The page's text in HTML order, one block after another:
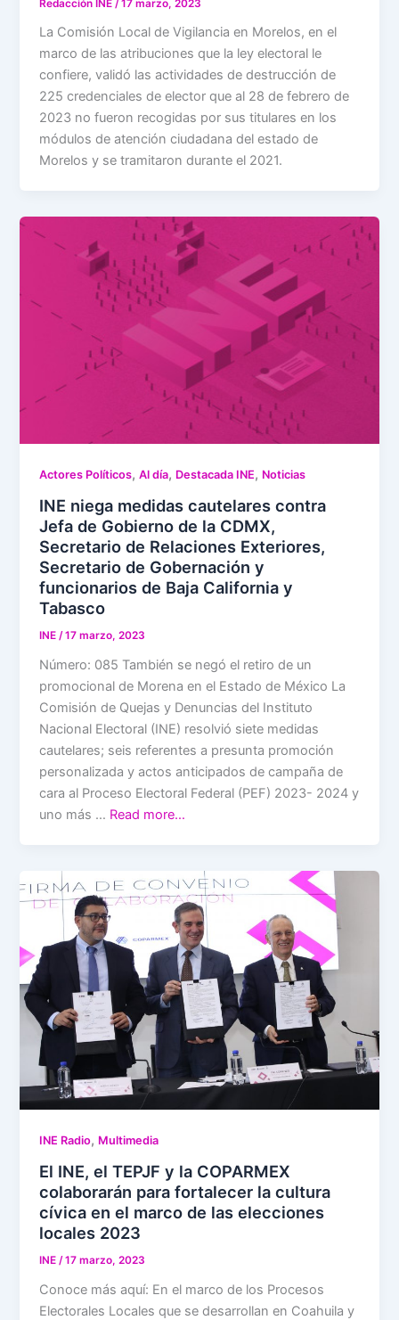
Redacción INE /17 marzo, 2023
La Comisión Local de Vigilancia en Morelos, en el
marco de las atribuciones que la ley electoral le
confiere, validó las actividades de destrucción de
225 credenciales de elector que al 28 de febrero de
2023 no fueron recogidas por sus titulares en los
módulos de atención ciudadana del estado de
Morelos y se tramitaron durante el 2021.
Actores Políticos,Al día, Destacada INE, Noticias
INE niega medidas cautelares contra
Jefa de Gobierno de la CDMX,
Secretario de Relaciones Exteriores,
Secretario de Gobernación y
funcionarios de Baja California y
Tabasco
INE/17 marzo, 2023
Número: 085 También se negó el retiro de un
promocional de Morena en el Estado de México La
Comisión de Quejas y Denuncias del Instituto
Nacional Electoral (INE) resolvió siete medidas
cautelares; seis referentes a presunta promoción
personalizada y actos anticipados de campaña de
cara al Proceso Electoral Federal (PEF) 2023- 2024 y
uno más … Read more…
INE Radio, Multimedia
El INE, el TEPJF y la COPARMEX
colaborarán para fortalecer la cultura
cívica en el marco de las elecciones
locales 2023
INE/17 marzo, 2023
Conoce más aquí: En el marco de los Procesos
Electorales Locales que se desarrollan en Coahuila y